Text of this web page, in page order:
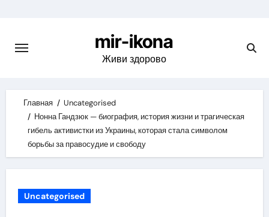
content
mir-ikona
Живи здорово
Главная
Uncategorised
Нонна Гандзюк — биография, история жизни и трагическая
гибель активистки из Украины, которая стала символом
борьбы за правосудие и свободу
Uncategorised